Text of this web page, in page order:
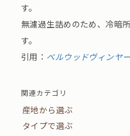
す。
無濾過生詰めのため、冷暗
す。
引用： ベルウッドヴィンヤ
関連カテゴリ
産地から選ぶ
タイプで選ぶ